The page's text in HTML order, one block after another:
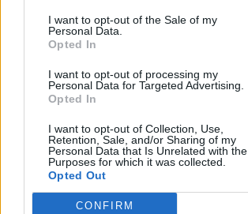
I want to opt-out of the Sale of my
Personal Data.
Opted In
I want to opt-out of processing my
Personal Data for Targeted Advertising.
Opted In
I want to opt-out of Collection, Use,
Retention, Sale, and/or Sharing of my
Personal Data that Is Unrelated with the
Purposes for which it was collected.
Opted Out
CONFIRM
Lifestyle
Matkailu
Koti & Asuminen
Viihdeuutiset
StaraTV
Pelit
Elokuvat
Some